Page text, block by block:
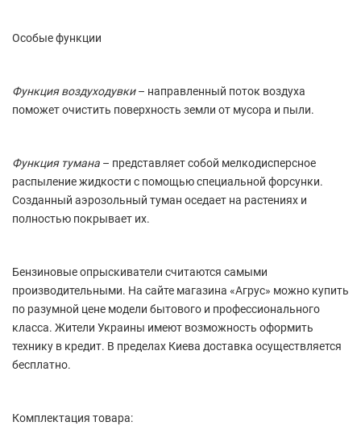
Особые функции
Функция воздуходувки– направленный поток воздуха
поможет очистить поверхность земли от мусора и пыли.
Функция тумана – представляет собой мелкодисперсное
распыление жидкости с помощью специальной форсунки.
Созданный аэрозольный туман оседает на растениях и
полностью покрывает их.
Бензиновые опрыскиватели считаются самыми
производительными. На сайте магазина «Агрус» можно купить
по разумной цене модели бытового и профессионального
класса. Жители Украины имеют возможность оформить
технику в кредит. В пределах Киева доставка осуществляется
бесплатно.
Комплектация товара: